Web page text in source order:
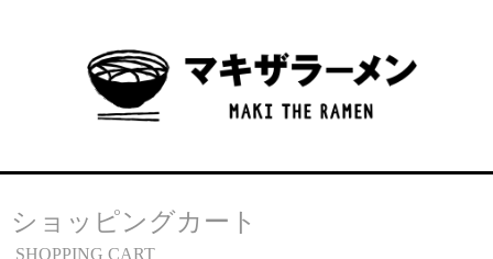
SHOPPING CART
ショッピングカート